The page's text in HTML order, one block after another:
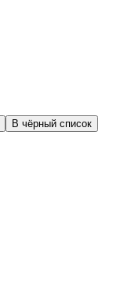
В чёрный список